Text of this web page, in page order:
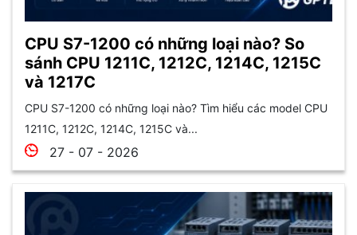
CPU S7-1200 có những loại nào? So
sánh CPU 1211C, 1212C, 1214C, 1215C
và 1217C
CPU S7-1200 có những loại nào? Tìm hiểu các model CPU
1211C, 1212C, 1214C, 1215C và...
27 - 07 - 2026